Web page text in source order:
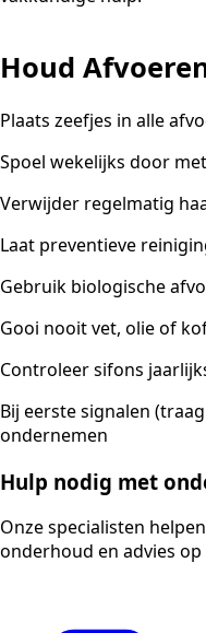
Houd
Plaats zeefjes in alle
Spoel wekelijks door
Verwijder regelmatig
Laat preventieve
Gebruik biologische
Gooi nooit vet, olie of
Controleer sifons
Bij eerste signalen
ondernemen
Hulp nodig met
Onze specialisten
onderhoud en advies op